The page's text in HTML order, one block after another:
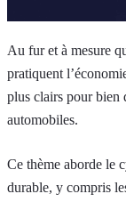
Au fur et à mesure
pratiquent
plus clairs pour bien
automobiles.
Ce thème aborde le
durable, y compris